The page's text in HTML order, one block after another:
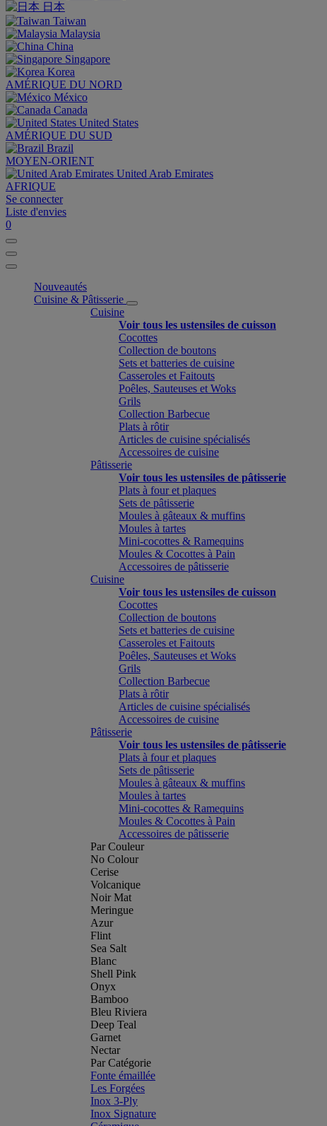
日本
Taiwan
Malaysia
China
Singapore
Korea
AMÉRIQUE DU NORD
México
Canada
United States
AMÉRIQUE DU SUD
Brazil
MOYEN-ORIENT
United Arab Emirates
AFRIQUE
Se connecter
Liste d'envies
0
Nouveautés
Cuisine & Pâtisserie
Cuisine
Voir tous les ustensiles de cuisson
Cocottes
Collection de boutons
Sets et batteries de cuisine
Casseroles et Faitouts
Poêles, Sauteuses et Woks
Grils
Collection Barbecue
Plats à rôtir
Articles de cuisine spécialisés
Accessoires de cuisine
Pâtisserie
Voir tous les ustensiles de pâtisserie
Plats à four et plaques
Sets de pâtisserie
Moules à gâteaux & muffins
Moules à tartes
Mini-cocottes & Ramequins
Moules & Cocottes à Pain
Accessoires de pâtisserie
Cuisine
Voir tous les ustensiles de cuisson
Cocottes
Collection de boutons
Sets et batteries de cuisine
Casseroles et Faitouts
Poêles, Sauteuses et Woks
Grils
Collection Barbecue
Plats à rôtir
Articles de cuisine spécialisés
Accessoires de cuisine
Pâtisserie
Voir tous les ustensiles de pâtisserie
Plats à four et plaques
Sets de pâtisserie
Moules à gâteaux & muffins
Moules à tartes
Mini-cocottes & Ramequins
Moules & Cocottes à Pain
Accessoires de pâtisserie
Par Couleur
No Colour
Cerise
Volcanique
Noir Mat
Meringue
Azur
Flint
Sea Salt
Blanc
Shell Pink
Onyx
Bamboo
Bleu Riviera
Deep Teal
Garnet
Nectar
Par Catégorie
Fonte émaillée
Les Forgées
Inox 3-Ply
Inox Signature